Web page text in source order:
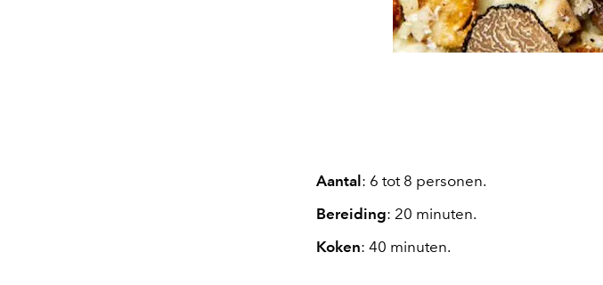
Aantal : 6 tot 8 personen.
Bereiding: 20 minuten.
Koken: 40 minuten.